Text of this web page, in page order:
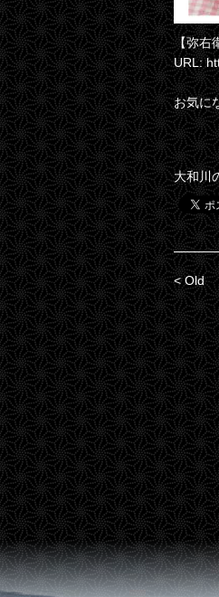
【弥右
URL:
お気に
大和川
< Old